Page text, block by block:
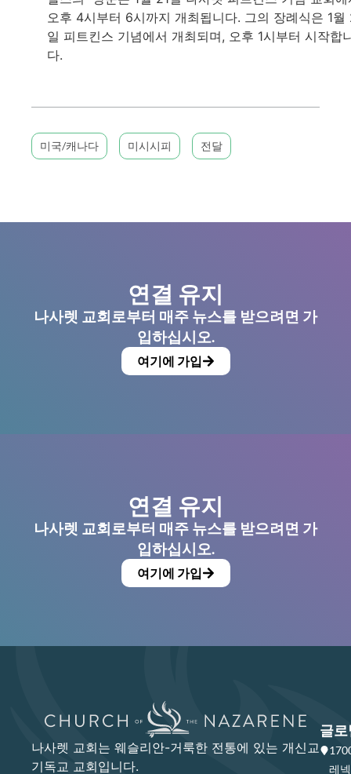
오후 4시부터 6시까지 개최됩니다. 그의 장례식은 1월
일 피트킨스 기념에서 개최되며, 오후 1시부터 시작합
다.
미국/캐나다 미시시피 전달
연결 유지
나사렛 교회로부터 매주 뉴스를 받으려면 가
입하십시오.
여기에 가입
연결 유지
나사렛 교회로부터 매주 뉴스를 받으려면 가
입하십시오.
여기에 가입
나사렛 교회는 웨슬리안-거룩한 전통에 있는 개신교
기독교 교회입니다.
글로
레